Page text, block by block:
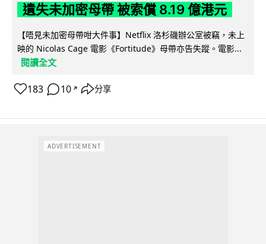
遺失未加密母帶 被索償 8.19 億港元
【唔見未加密母帶咁大件事】Netflix 洛杉磯辦公室被竊，未上
映的 Nicolas Cage 電影《Fortitude》母帶亦告失蹤。電影...
閱讀全文
183 10 ↗ 分享
ADVERTISEMENT